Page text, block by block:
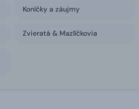
Koníčky a záujmy
Zvieratá & Mazlíčkovia